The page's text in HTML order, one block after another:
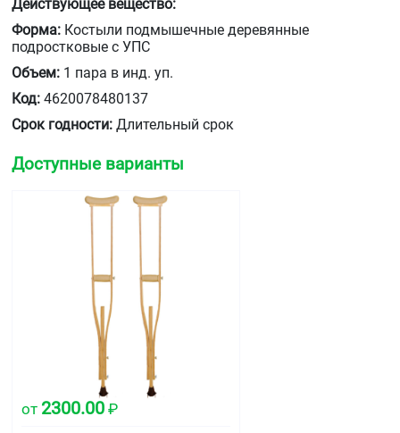
Действующее вещество:
Форма: Костыли подмышечные деревянные
подростковые с УПС
Объем: 1 пара в инд. уп.
Код: 4620078480137
Срок годности: Длительный срок
Доступные варианты
от 2300.00 ₽